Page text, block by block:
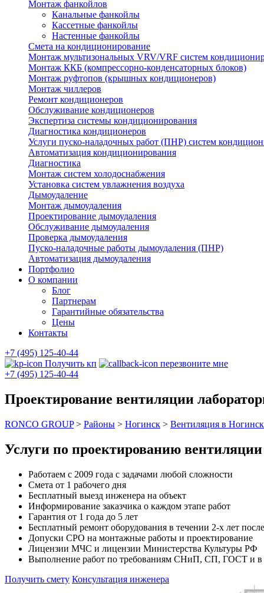
Монтаж фанкойлов
Канальные фанкойлы
Кассетные фанкойлы
Настенные фанкойлы
Смета на кондиционирование
Монтаж мультизональных VRV/VRF систем
Монтаж ККБ (компрессорно-конденсаторных блоков)
Монтаж руфтопов (крышных кондиционеров)
Монтаж чиллеров
Ремонт кондиционеров
Обслуживание кондиционеров
Экспертиза системы кондиционирования
Диагностика кондиционеров
Услуги пуско-наладочных работ (ПНР) систем
Автоматизация кондиционирования
Диагностика
Монтаж систем холодоснабжения
Установка систем увлажнения воздуха
Дымоудаление
Монтаж дымоудаления
Проектирование дымоудаления
Обслуживание дымоудаления
Проверка дымоудаления
Пуско-наладочные работы дымоудаления (ПНР)
Автоматизация дымоудаления
Портфолио
О компании
Блог
Партнерам
Гарантийные обязательства
Цены
Контакты
+7 (495) 125-40-44
Получить кп
перезвоните мне
+7 (495) 125-40-44
Проектирование вентиляции
RONCO GROUP> Районы > Ногинск > Вентиляция в
Услуги по проектированию
Работаем с 2009 года с задачами любой сложности
Смета от 1 рабочего дня
Бесплатный выезд инженера на объект
Информирование заказчика о каждом этапе работ
Гарантия от 1 года до 5 лет
Бесплатный ремонт оборудования в течении 2-х лет
Допуски СРО на монтажные работы и проектирование
Лицензии МЧС и лицензии Министерства Культуры РФ
Выполнение работ по требованиям СНиП, СП, ГОСТ и в
Получить смету Консультация инженера